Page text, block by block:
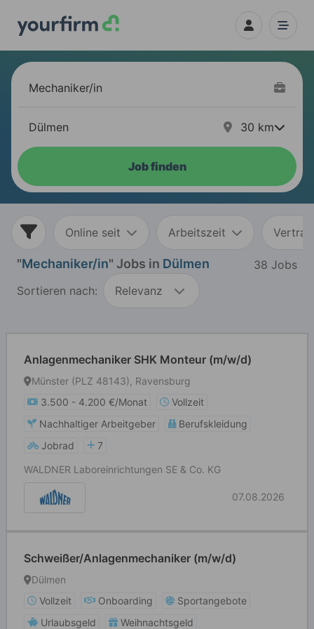
30 km
Job finden
Online seit Arbeitszeit
"Mechaniker/in" Jobs in Dülmen
38 Jobs
Sortieren nach:
Relevanz
Anlagenmechaniker SHK Monteur (m/w/d)
Münster (PLZ 48143), Ravensburg
3.500 - 4.200 €/Monat
Vollzeit
Nachhaltiger Arbeitgeber
Berufskleidung
Jobrad
7
WALDNER Laboreinrichtungen SE & Co. KG
07.08.2026
Schweißer/Anlagenmechaniker (m/w/d)
Dülmen
Vollzeit
Onboarding
Sportangebote
Urlaubsgeld
Weihnachtsgeld